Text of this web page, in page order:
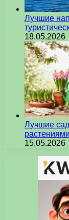
Лучшие
18.05.2026
Лучшие
15.05.2026